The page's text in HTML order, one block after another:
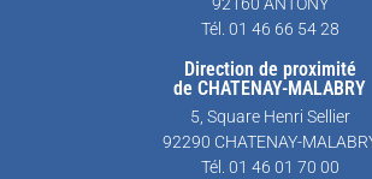
92160 ANTONY
Tél. 01 46 66 54 28
Direction de proximité
de CHATENAY-MALABRY
5, Square Henri Sellier
92290 CHATENAY-
Tél. 01 46 01 70 00